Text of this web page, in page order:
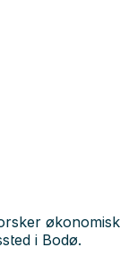
økonomisk
i Bodø.